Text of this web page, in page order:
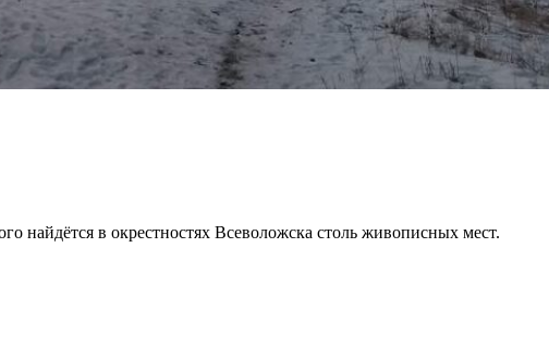
найдётся в окрестностях Всеволожска столь живописных мест.